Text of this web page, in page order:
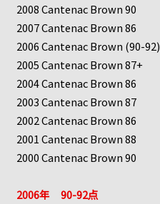
2008 Cantenac Brown 90
2007 Cantenac Brown 86
2006 Cantenac Brown (90-92)
2005 Cantenac Brown 87+
2004 Cantenac Brown 86
2003 Cantenac Brown 87
2002 Cantenac Brown 86
2001 Cantenac Brown 88
2000 Cantenac Brown 90
2006年 90-92点